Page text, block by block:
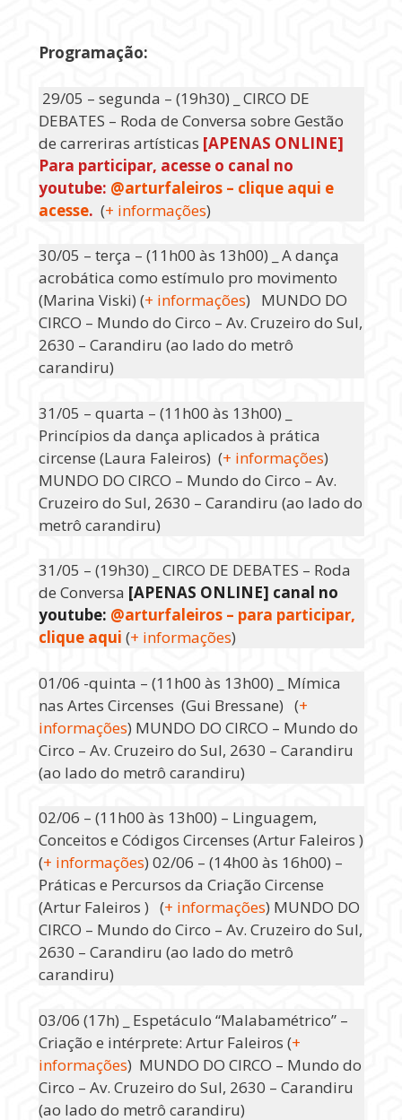
Programação:
29/05 – segunda – (19h30) _ CIRCO DE
DEBATES – Roda de Conversa sobre Gestão
de carreriras artísticas [APENAS ONLINE]
Para participar, acesse o canal no
youtube: @arturfaleiros – clique aqui e
acesse. (+ informações)
30/05 – terça – (11h00 às 13h00) _ A dança
acrobática como estímulo pro movimento
(Marina Viski) (+ informações) MUNDO DO
CIRCO – Mundo do Circo – Av. Cruzeiro do Sul,
2630 – Carandiru (ao lado do metrô
carandiru)
31/05 – quarta – (11h00 às 13h00) _
Princípios da dança aplicados à prática
circense (Laura Faleiros) (+ informações)
MUNDO DO CIRCO – Mundo do Circo – Av.
Cruzeiro do Sul, 2630 – Carandiru (ao lado do
metrô carandiru)
31/05 – (19h30) _ CIRCO DE DEBATES – Roda
de Conversa [APENAS ONLINE] canal no
youtube: @arturfaleiros – para participar,
clique aqui (+ informações)
01/06 -quinta – (11h00 às 13h00) _ Mímica
nas Artes Circenses (Gui Bressane) (+
informações) MUNDO DO CIRCO – Mundo do
Circo – Av. Cruzeiro do Sul, 2630 – Carandiru
(ao lado do metrô carandiru)
02/06 – (11h00 às 13h00) – Linguagem,
Conceitos e Códigos Circenses (Artur Faleiros )
(+ informações) 02/06 – (14h00 às 16h00) –
Práticas e Percursos da Criação Circense
(Artur Faleiros ) (+ informações) MUNDO DO
CIRCO – Mundo do Circo – Av. Cruzeiro do Sul,
2630 – Carandiru (ao lado do metrô
carandiru)
03/06 (17h) _ Espetáculo “Malabamétrico” –
Criação e intérprete: Artur Faleiros (+
informações) MUNDO DO CIRCO – Mundo do
Circo – Av. Cruzeiro do Sul, 2630 – Carandiru
(ao lado do metrô carandiru)